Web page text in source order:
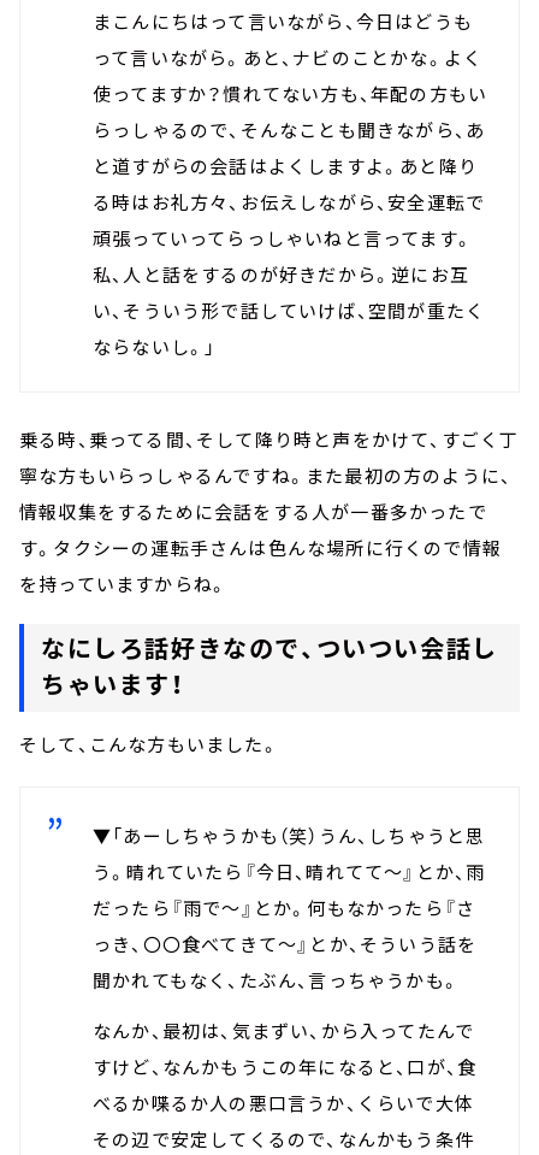
まこんにちはって言いながら、今日はどうも
って言いながら。あと、ナビのことかな。よく
使ってますか？慣れてない方も、年配の方もい
らっしゃるので、そんなことも聞きながら、あ
と道すがらの会話はよくしますよ。あと降り
る時はお礼方々、お伝えしながら、安全運転で
頑張っていってらっしゃいねと言ってます。
私、人と話をするのが好きだから。逆にお互
い、そういう形で話していけば、空間が重たく
ならないし。」
乗る時、乗ってる間、そして降り時と声をかけて、すごく丁
寧な方もいらっしゃるんですね。また最初の方のように、
情報収集をするために会話をする人が一番多かったで
す。タクシーの運転手さんは色んな場所に行くので情報
を持っていますからね。
なにしろ話好きなので、ついつい会話し
ちゃいます！
そして、こんな方もいました。
▼「あーしちゃうかも（笑）うん、しちゃうと思
う。晴れていたら『今日、晴れてて～』とか、雨
だったら『雨で～』とか。何もなかったら『さ
っき、〇〇食べてきて～』とか、そういう話を
聞かれてもなく、たぶん、言っちゃうかも。
なんか、最初は、気まずい、から入ってたんで
すけど、なんかもうこの年になると、口が、食
べるか喋るか人の悪口言うか、くらいで大体
その辺で安定してくるので、なんかもう条件